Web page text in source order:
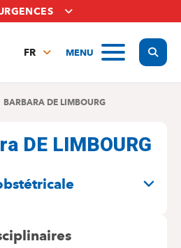
MENU
FR
EN
BARBARA DE LIMBOURG
DE LIMBOURG